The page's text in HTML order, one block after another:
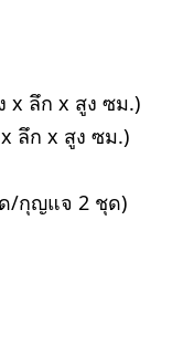
x ลึก x สูง ซม.)
ลึก x สูง ซม.)
/กุญแจ 2 ชุด)